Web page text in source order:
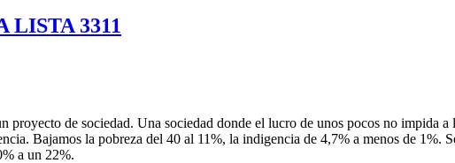
LISTA 3311
de sociedad. Una sociedad donde el lucro de unos pocos no impida a
Bajamos la pobreza del 40 al 11%, la indigencia de 4,7% a menos de 1%.
a un 22%.